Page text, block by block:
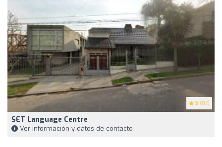
5 (87)
SET Language Centre
Ver información y datos de contacto